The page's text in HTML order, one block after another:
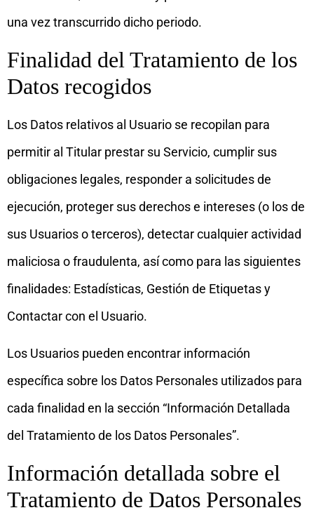
una vez transcurrido dicho periodo.
Finalidad del Tratamiento de los
Datos recogidos
Los Datos relativos al Usuario se recopilan para
permitir al Titular prestar su Servicio, cumplir sus
obligaciones legales, responder a solicitudes de
ejecución, proteger sus derechos e intereses (o los de
sus Usuarios o terceros), detectar cualquier actividad
maliciosa o fraudulenta, así como para las siguientes
finalidades: Estadísticas, Gestión de Etiquetas y
Contactar con el Usuario.
Los Usuarios pueden encontrar información
específica sobre los Datos Personales utilizados para
cada finalidad en la sección “Información Detallada
del Tratamiento de los Datos Personales”.
Información detallada sobre el
Tratamiento de Datos Personales